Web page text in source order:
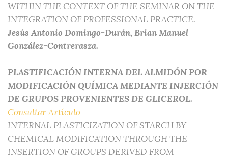
WITHIN THE CONTEXT OF THE SEMINAR ON THE
INTEGRATION OF PROFESSIONAL PRACTICE.
Jesús Antonio Domingo-Durán, Brian Manuel
González-Contrerasza.
PLASTIFICACIÓN INTERNA DEL ALMIDÓN POR
MODIFICACIÓN QUÍMICA MEDIANTE INJERCIÓN
DE GRUPOS PROVENIENTES DE GLICEROL.
Consultar Artículo
INTERNAL PLASTICIZATION OF STARCH BY
CHEMICAL MODIFICATION THROUGH THE
INSERTION OF GROUPS DERIVED FROM